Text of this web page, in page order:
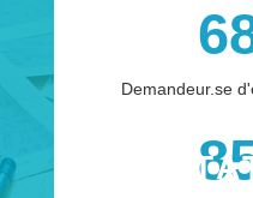
Demandeur.se